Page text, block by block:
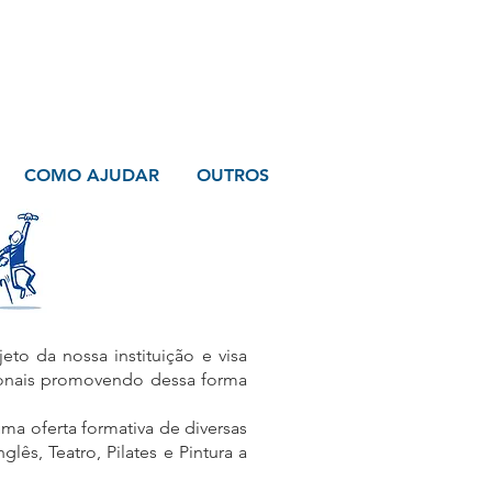
COMO AJUDAR OUTROS
da nossa instituição e visa
promovendo dessa forma
oferta formativa de diversas
Teatro, Pilates e Pintura a